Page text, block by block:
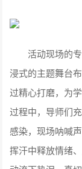
活动现场的专
浸式的主题舞台
过精心打磨，为
过程中，导师们
感染，现场呐喊
挥汗中释放情绪